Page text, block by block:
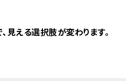
見える選択肢が変わります。